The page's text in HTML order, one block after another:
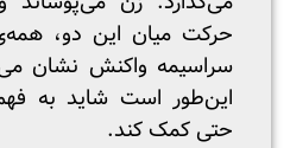
حرکت میان این دو،
سراسیمه واکنش نشان
این‌طور است شاید به
حتی کمک کند.